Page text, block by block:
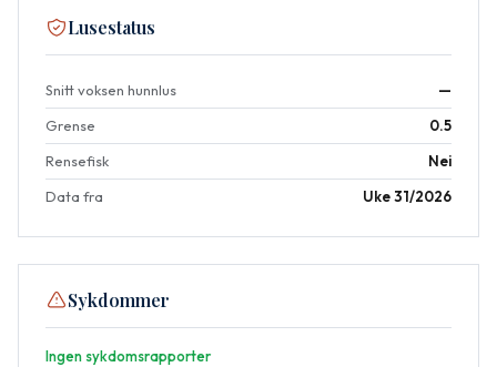
Lusestatus
Snitt voksen hunnlus
—
Grense
0.5
Rensefisk
Nei
Data fra
Uke 31/2026
Sykdommer
Ingen sykdomsrapporter